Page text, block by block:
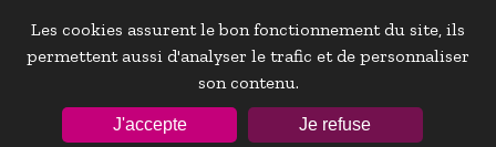
Les cookies assurent le bon fonctionnement du site, ils
permettent aussi d'analyser le trafic et de personnaliser
son contenu.
J'accepte Je refuse